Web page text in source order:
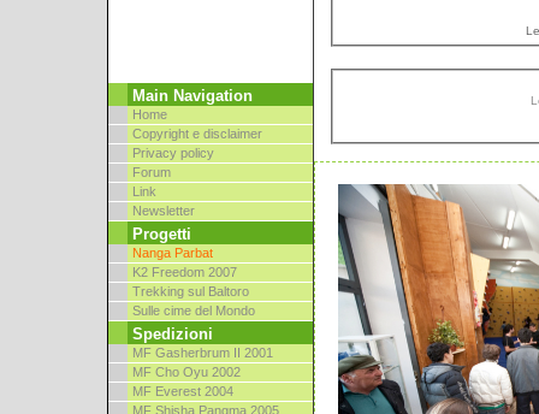
Main Navigation
Home
Copyright e disclaimer
Privacy policy
Forum
Link
Newsletter
Progetti
Nanga Parbat
K2 Freedom 2007
Trekking sul Baltoro
Sulle cime del Mondo
Spedizioni
MF Gasherbrum II 2001
MF Cho Oyu 2002
MF Everest 2004
MF Shisha Pangma 2005